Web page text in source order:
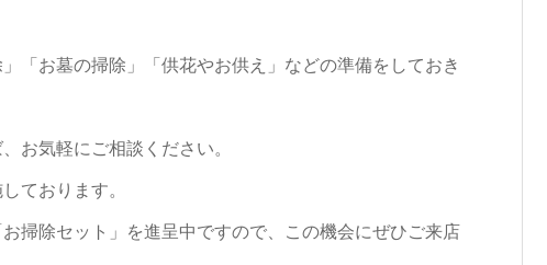
「お墓の掃除」「供花やお供え」などの準備をしておき
お気軽にご相談ください。
ております。
掃除セット」を進呈中ですので、この機会にぜひご来店